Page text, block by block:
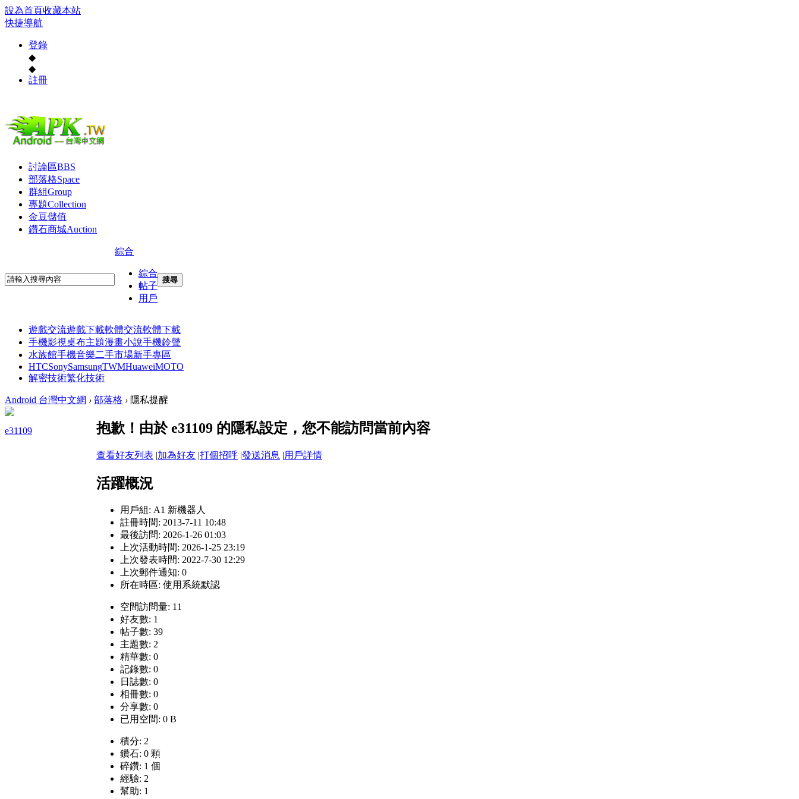
設為首頁收藏本站
快捷導航
登錄
◆
◆
註冊
討論區BBS
部落格Space
群組Group
專題Collection
金豆儲值
鑽石商城Auction
綜合
綜合
帖子
用戶
搜尋
遊戲交流遊戲下載軟體交流軟體下載
手機影視桌布主題漫畫小說手機鈴聲
水族館手機音樂二手市場新手專區
HTCSonySamsungTWMHuaweiMOTO
解密技術繁化技術
Android 台灣中文網 › 部落格 › 隱私提醒
e31109 抱歉！由於 e31109 的隱私設定，您不能訪問當前內容
查看好友列表 |加為好友 |打個招呼 |發送消息 |用戶詳情
活躍概況
用戶組: A1 新機器人
註冊時間: 2013-7-11 10:48
最後訪問: 2026-1-26 01:03
上次活動時間: 2026-1-25 23:19
上次發表時間: 2022-7-30 12:29
上次郵件通知: 0
所在時區: 使用系統默認
空間訪問量: 11
好友數: 1
帖子數: 39
主題數: 2
精華數: 0
記錄數: 0
日誌數: 0
相冊數: 0
分享數: 0
已用空間: 0 B
積分: 2
鑽石: 0 顆
碎鑽: 1 個
經驗: 2
幫助: 1